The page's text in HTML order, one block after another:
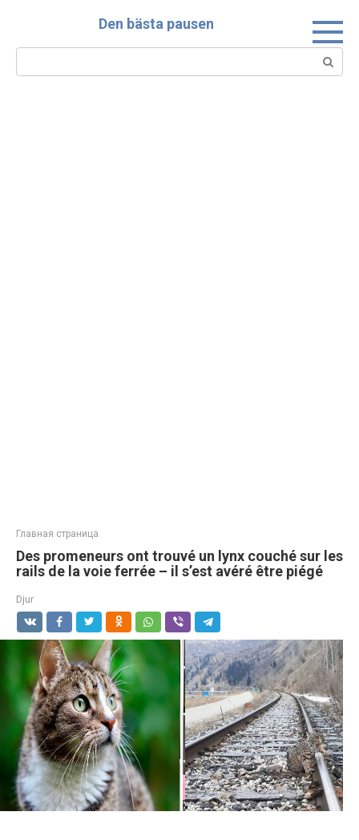
Den bästa pausen
Search:
Главная страница
Des promeneurs ont trouvé un lynx couché sur les
rails de la voie ferrée – il s’est avéré être piégé
Djur